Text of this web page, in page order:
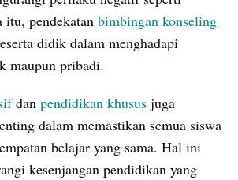
itu, pendekatan bimbingan konseling
didik dalam menghadapi
maupun pribadi.
dan pendidikan khusus juga
dalam memastikan semua siswa
belajar yang sama. Hal ini
kesenjangan pendidikan yang